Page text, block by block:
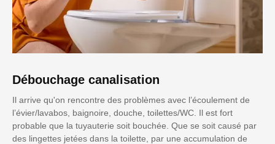
Débouchage canalisation
Il arrive qu'on rencontre des problèmes avec l’écoulement de
l’évier/lavabos, baignoire, douche, toilettes/WC. Il est fort
probable que la tuyauterie soit bouchée. Que se soit causé par
des lingettes jetées dans la toilette, par une accumulation de